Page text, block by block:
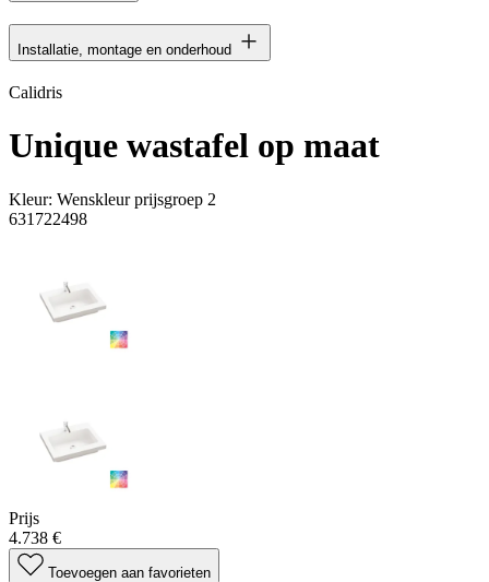
Installatie, montage en onderhoud
Calidris
Unique wastafel op maat
Kleur: Wenskleur prijsgroep 2
631722498
Prijs
4.738 €
Toevoegen aan favorieten